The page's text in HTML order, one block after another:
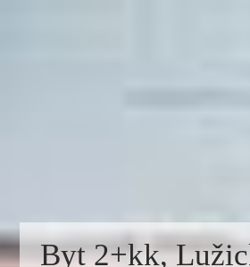
Byt 2+kk,
Byt 2+kk,
Byt 2+kk,